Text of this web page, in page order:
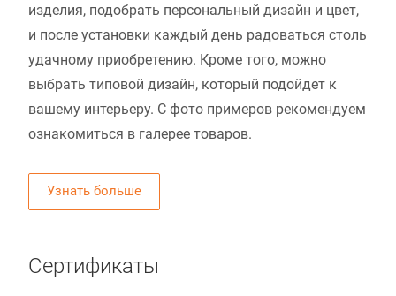
изделия, подобрать персональный дизайн и цвет,
и после установки каждый день радоваться столь
удачному приобретению. Кроме того, можно
выбрать типовой дизайн, который подойдет к
вашему интерьеру. С фото примеров рекомендуем
ознакомиться в галерее товаров.
Узнать больше
Сертификаты